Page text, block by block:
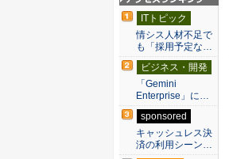
アクセスランキン
グ
ITトピック
情シス人材不足で
も「採用予定な…
ビジネス・開発
「Gemini
Enterprise」に…
sponsored
キャッシュレス決
済の利用シーン…